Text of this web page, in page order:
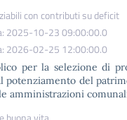
con contributi su deficit
2025-10-23 09:00:00.0
2026-02-25 12:00:00.0
per la selezione di
potenziamento del
amministrazioni